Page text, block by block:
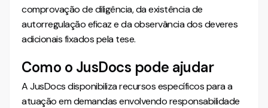
comprovação de diligência, da existência de
autorregulação eficaz e da observância dos deveres
adicionais fixados pela tese.
Como o JusDocs pode ajudar
A JusDocs disponibiliza recursos específicos para a
atuação em demandas envolvendo responsabilidade